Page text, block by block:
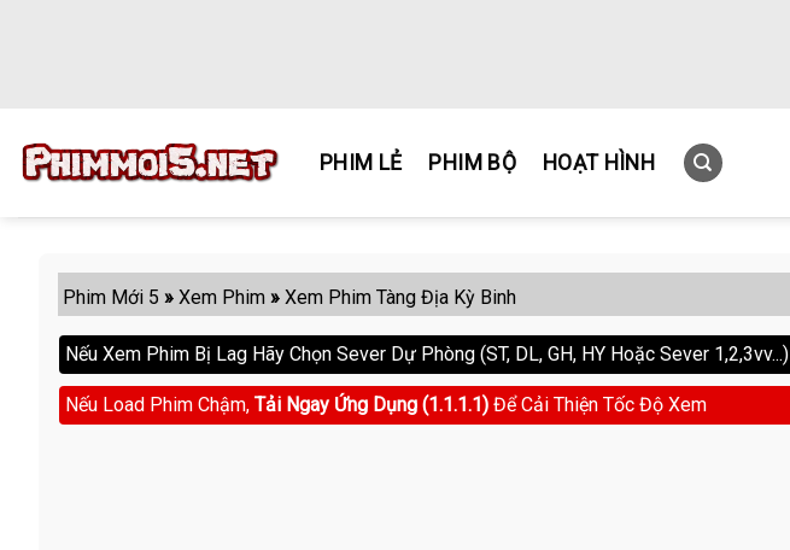
PHIM LẺ PHIM BỘ HOẠT HÌNH
Phim Mới 5 » Xem Phim » Xem Phim Tàng Địa Kỳ Binh
Nếu Xem Phim Bị Lag Hãy Chọn Sever Dự Phòng (ST, DL, GH, HY Hoặc Sever 1,2,3vv...)
Nếu Load Phim Chậm, Tải Ngay Ứng Dụng (1.1.1.1) Để Cải Thiện Tốc Độ Xem